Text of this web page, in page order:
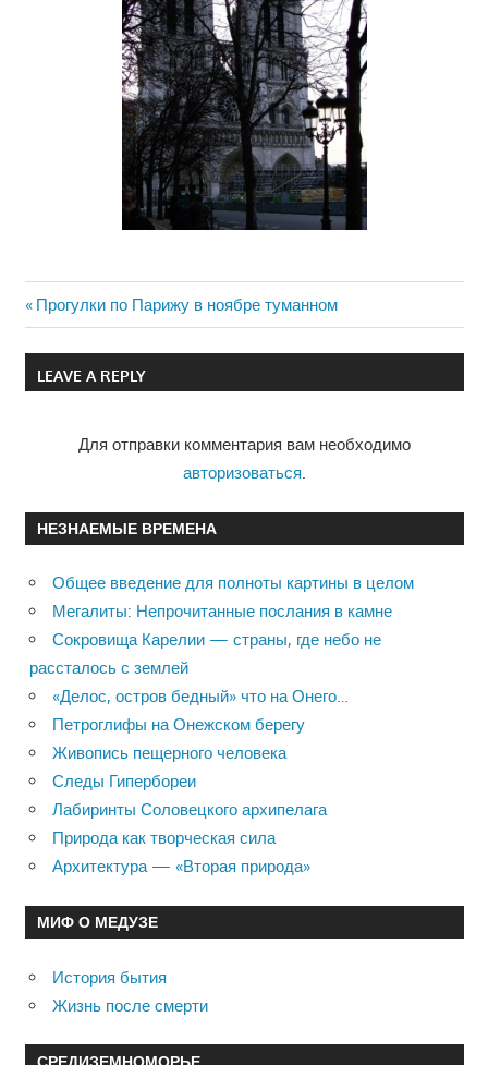
Навигация
по
Previous
Post:
Прогулки по Парижу в ноябре туманном
LEAVE A REPLY
Для отправки комментария вам необходимо
авторизоваться.
НЕЗНАЕМЫЕ ВРЕМЕНА
Общее введение для полноты картины в целом
Мегалиты: Непрочитанные послания в камне
Сокровища Карелии — страны, где небо не
рассталось с землей
«Делос, остров бедный» что на Онего…
Петроглифы на Онежском берегу
Живопись пещерного человека
Следы Гипербореи
Лабиринты Соловецкого архипелага
Природа как творческая сила
Архитектура — «Вторая природа»
МИФ О МЕДУЗЕ
История бытия
Жизнь после смерти
СРЕДИЗЕМНОМОРЬЕ